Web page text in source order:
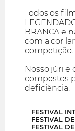
Todos os
BRANCA e
com a cor
competição.
Nosso júri e
compostos
deficiência.
FESTIVAL
FESTIVAL
FESTIVAL